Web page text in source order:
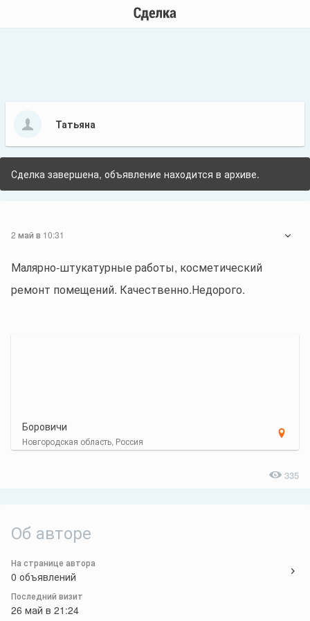
Татьяна
Сделка завершена, объявление находится в архиве.
2 май в 10:31
Малярно-штукатурные работы, косметический
ремонт помещений. Качественно.Недорого.
Боровичи
Новгородская область, Россия
335
Об авторе
На странице автора
0 объявлений
Последний визит
26 май в 21:24